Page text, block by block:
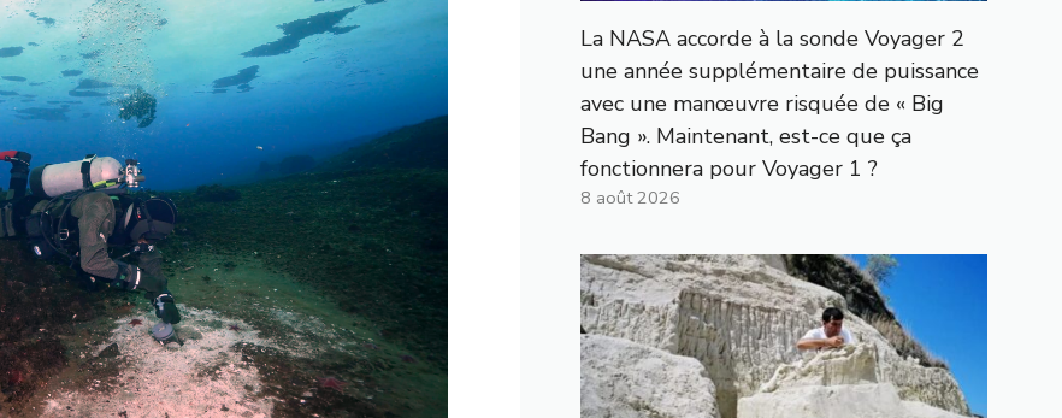
La NASA accorde à la sonde Voyager 2
une année supplémentaire de puissance
avec une manœuvre risquée de « Big
Bang ». Maintenant, est-ce que ça
fonctionnera pour Voyager 1 ?
8 août 2026